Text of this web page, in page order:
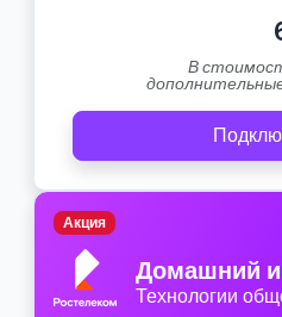
В
Домашний
Технологии
Акция